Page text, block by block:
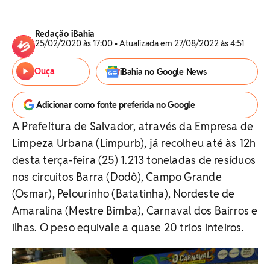
Redação iBahia
25/02/2020 às 17:00 • Atualizada em 27/08/2022 às 4:51
Ouça iBahia no Google News
Adicionar como fonte preferida no Google
A Prefeitura de Salvador, através da Empresa de
Limpeza Urbana (Limpurb), já recolheu até às 12h
desta terça-feira (25) 1.213 toneladas de resíduos
nos circuitos Barra (Dodô), Campo Grande
(Osmar), Pelourinho (Batatinha), Nordeste de
Amaralina (Mestre Bimba), Carnaval dos Bairros e
ilhas. O peso equivale a quase 20 trios inteiros.